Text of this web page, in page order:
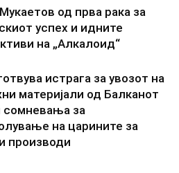
од прва рака за
успех и идните
на „Алкалоид“
истрага за увозот на
материјали од Балканот
сомневања за
на царините за
производи